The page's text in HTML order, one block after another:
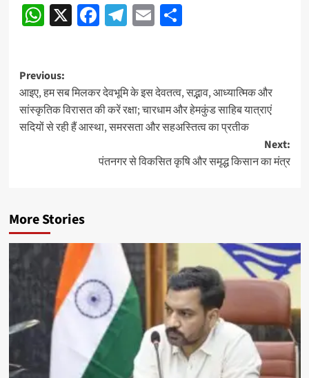
WhatsApp
X Facebook
Telegram
EmailShare
Post
navigation
Previous:
आइए, हम सब मिलकर देवभूमि के इस देवतत्व, सद्भाव, आध्यात्मिक और
सांस्कृतिक विरासत की करें रक्षा; चारधाम और हेमकुंड साहिब यात्राएं
सदियों से रही हैं आस्था, समरसता और सहअस्तित्व का प्रतीक
Next:
पंतनगर से विकसित कृषि और समृद्ध किसान का मंत्र
More Stories